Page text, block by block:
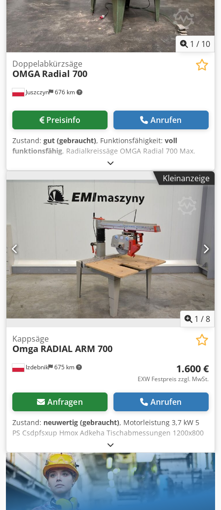
1 / 10
Juszczyn 676 km
Doppelabkürzsäge
OMGA Radial 700
Preisinfo Anrufen
Zustand: gut (gebraucht), Funktionsfähigkeit: voll
funktionsfähig, Radialkreissäge OMGA Radial 700 Max.
Schnittbreite bei 90°: 700 mm Max. Schnitthöhe: 110 mm
Schnittaggregat in zwei Ebenen schwenkbar
Sägeblattdrehzahl: 3000 U/min Hauptmotorleistung: 2,61
kW Codpjyym Afefx Adkoha Pneumatischer Vorschub des
Schnittaggregats
Kleinanzeige
1 /8
Izdebnik 675 km
Kappsäge
Omga RADIAL ARM 700
1.600 €
EXW Festpreis zzgl. MwSt.
Anfragen Anrufen
Zustand: neuwertig (gebraucht), Motorleistung 3,7 kW 5
PS Csdpfsxup Hmox Adkeha Tischabmessungen 1200x800
mm Schnittverstellung in 3 Winkeln 3000 Umdrehungen
pro Minute 380 V